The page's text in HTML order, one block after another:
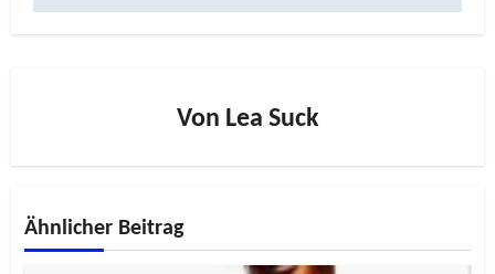
Von Lea Suck
Ähnlicher Beitrag